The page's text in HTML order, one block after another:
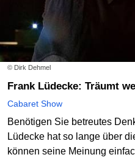
© Dirk Dehmel
Frank Lüdecke: Träumt
Cabaret Show
Benötigen Sie betreutes
Lüdecke hat so lange über
können seine Meinung